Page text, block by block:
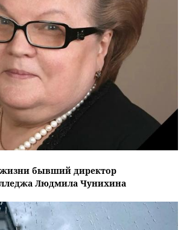
жизни бывший директор
Людмила Чунихина